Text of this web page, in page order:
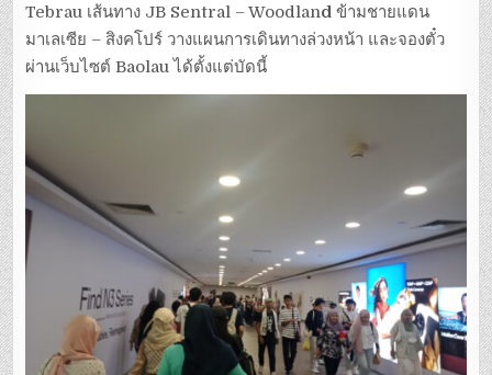
Tebrau เส้นทาง JB Sentral – Woodland ข้ามชายแดน
มาเลเซีย – สิงคโปร์ วางแผนการเดินทางล่วงหน้า และจองตั๋ว
ผ่านเว็บไซต์ Baolau ได้ตั้งแต่บัดนี้